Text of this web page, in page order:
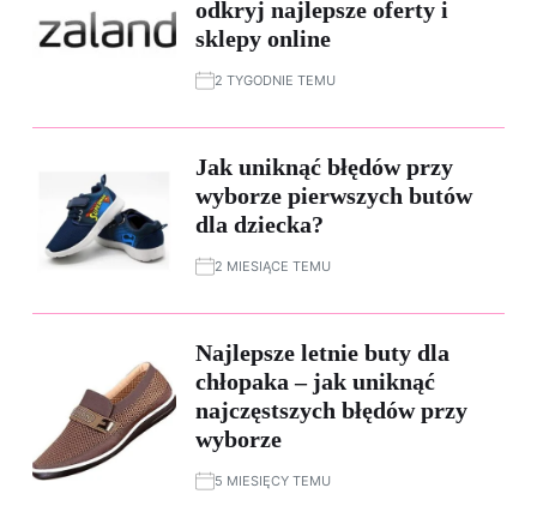
odkryj najlepsze oferty i
sklepy online
2 TYGODNIE TEMU
Jak uniknąć błędów przy
wyborze pierwszych butów
dla dziecka?
2 MIESIĄCE TEMU
Najlepsze letnie buty dla
chłopaka – jak uniknąć
najczęstszych błędów przy
wyborze
5 MIESIĘCY TEMU